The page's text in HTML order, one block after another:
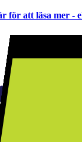
för att läsa mer -